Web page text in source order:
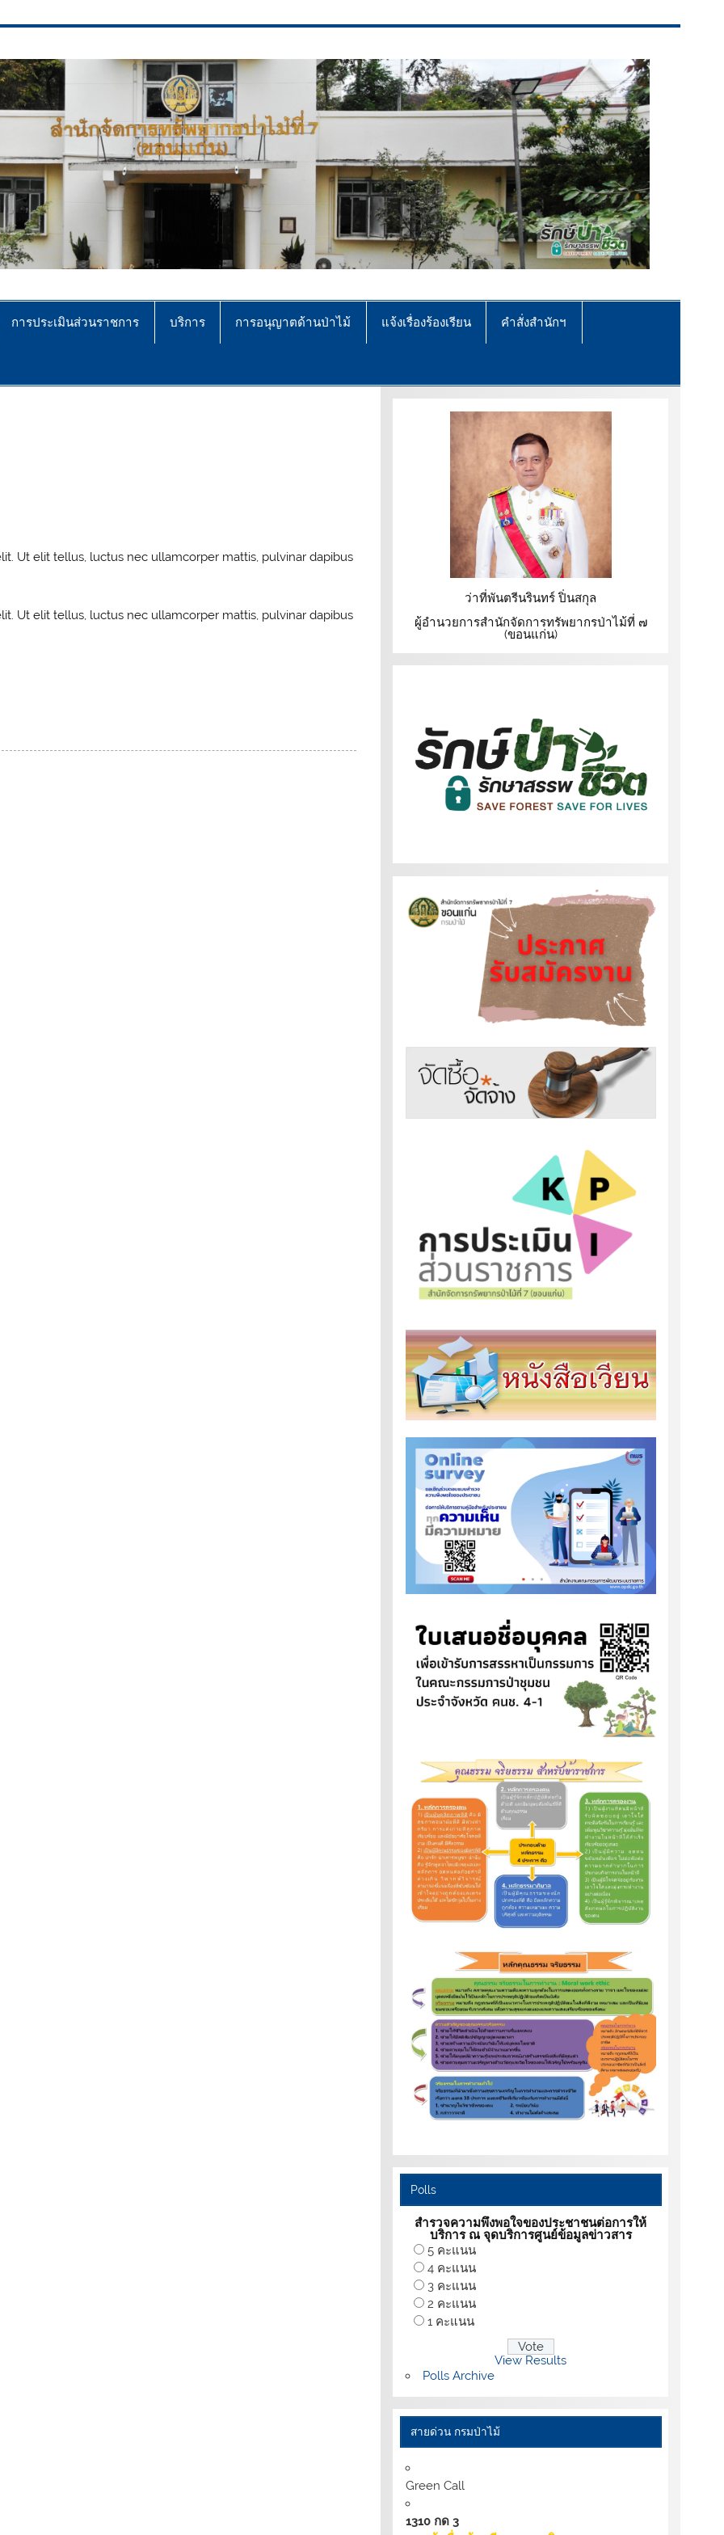
การประเมินส่วนราชการ บริการ การอนุญาตด้านป่าไม้ แจ้งเรื่องร้องเรียน คำสั่งสำนักฯ
Ut elit tellus, luctus nec ullamcorper mattis, pulvinar dapibus
Ut elit tellus, luctus nec ullamcorper mattis, pulvinar dapibus
ว่าที่พันตรีนรินทร์ ปิ่นสกุล
ผู้อำนวยการสำนักจัดการทรัพยากรป่าไม้ที่ ๗
(ขอนแก่น)
Polls
สำรวจความพึงพอใจของประชาชนต่อการให้
บริการ ณ จุดบริการศูนย์ข้อมูลข่าวสาร
5 คะแนน
4 คะแนน
3 คะแนน
2 คะแนน
1 คะแนน
View Results
Polls Archive
สายด่วน กรมป่าไม้
Green Call
1310 กด 3